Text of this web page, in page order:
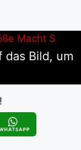
Bild, um